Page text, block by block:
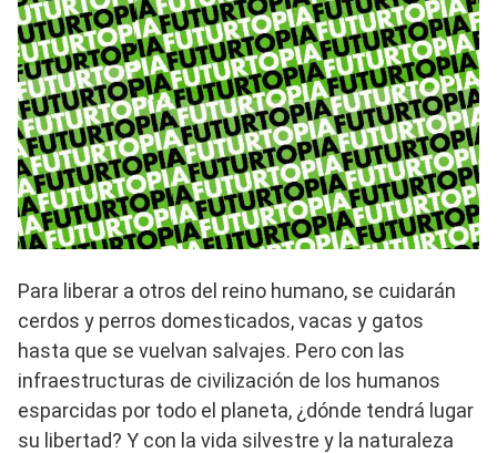
Para liberar a otros del reino humano, se cuidarán
cerdos y perros domesticados, vacas y gatos
hasta que se vuelvan salvajes. Pero con las
infraestructuras de civilización de los humanos
esparcidas por todo el planeta, ¿dónde tendrá lugar
su libertad? Y con la vida silvestre y la naturaleza